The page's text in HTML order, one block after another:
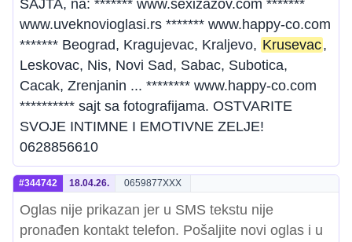
SAJTA, na: ******* www.sexizazov.com *******
www.uveknovioglasi.rs ******* www.happy-co.com
******* Beograd, Kragujevac, Kraljevo, Krusevac,
Leskovac, Nis, Novi Sad, Sabac, Subotica,
Cacak, Zrenjanin ... ******** www.happy-co.com
********** sajt sa fotografijama. OSTVARITE
SVOJE INTIMNE I EMOTIVNE ZELJE!
0628856610
#344742 18.04.26. 0659877XXX
Oglas nije prikazan jer u SMS tekstu nije
pronađen kontakt telefon. Pošaljite novi oglas i u